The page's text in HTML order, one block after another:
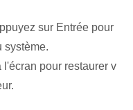
sur Entrée pour
système.
pour restaurer v